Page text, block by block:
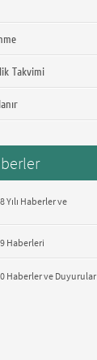
Takvimi
Yılı Haberler ve
Haberleri
Haberler ve Duyurular